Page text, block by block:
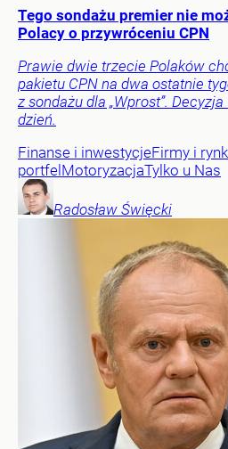
Tego sondażu premier nie
Polacy o przywróceniu CPN
Prawie dwie trzecie Polaków
pakietu CPN na dwa ostatnie
z sondażu dla „Wprost”.
dzień.
Finanse i inwestycjeFirmy i
portfelMotoryzacjaTylko u Nas
Radosław Święcki